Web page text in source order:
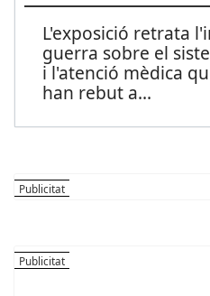
L'exposició retrata
guerra sobre el
i l'atenció mèdica
han rebut a...